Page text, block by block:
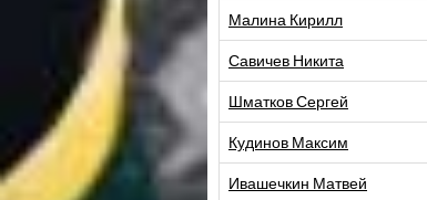
Малина Кирилл
Савичев Никита
Шматков Сергей
Кудинов Максим
Ивашечкин Матвей